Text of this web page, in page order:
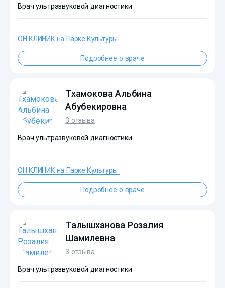
Врач ультразвуковой диагностики
ОН КЛИНИК на Парке Культуры
Подробнее о враче
?>
Тхамокова Альбина
Абубекировна
3 отзыва
Врач ультразвуковой диагностики
ОН КЛИНИК на Парке Культуры
Подробнее о враче
Талышханова Розалия
Шамилевна
3 отзыва
Врач ультразвуковой диагностики